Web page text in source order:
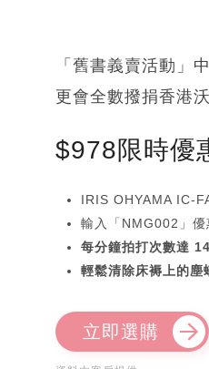
「舊書義賣活動」
更會全數撥捐香港
$978限時優
IRIS OHYAMA IC-
輸入「NMG002」
每分鐘拍打次數達
輕鬆清除床褥上的塵
立即選購